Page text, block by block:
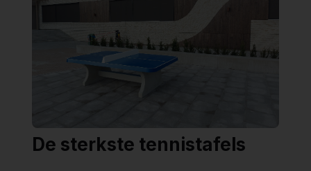
De sterkste tennistafels